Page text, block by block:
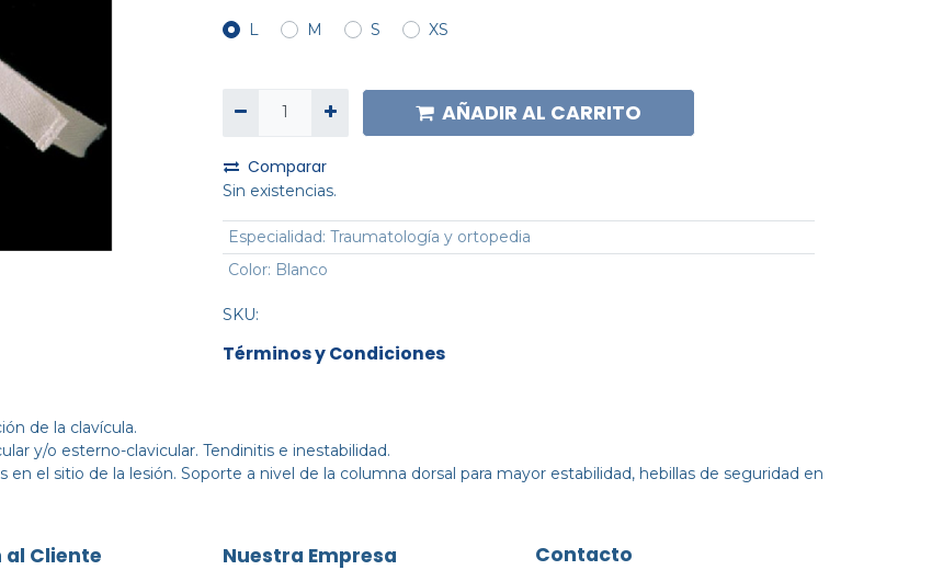
L M S XS
AÑADIR AL CARRITO
Comparar
Sin existencias.
Especialidad: Traumatología y ortopedia
Color: Blanco
SKU:
Términos y Condiciones
de la clavícula.
y/o esterno-clavicular. Tendinitis e inestabilidad.
el sitio de la lesión. Soporte a nivel de la columna dorsal para mayor estabilidad, hebillas de seguridad en
Cliente Nuestra Empresa Contacto